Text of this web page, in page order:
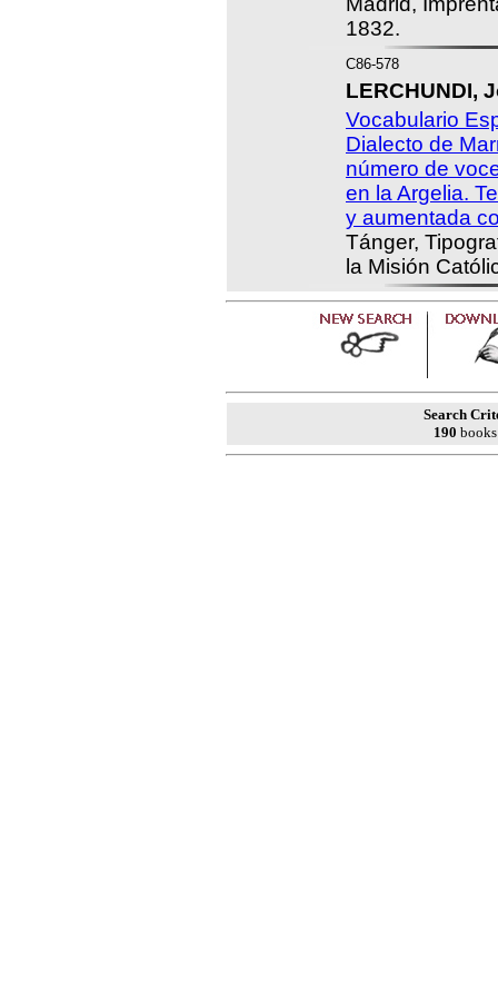
1832.
C86-578
LERCHUNDI,
Vocabulario
Dialecto de
número de
en la Argelia.
y aumentada
Tánger,
la Misión
Search
190